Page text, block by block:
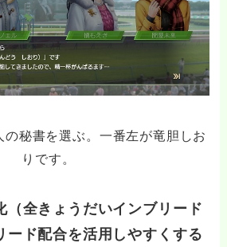
秘書を選ぶ。一番左が竜胆しお
りです。
（全きょうだいインブリード
ード配合を活用しやすくする